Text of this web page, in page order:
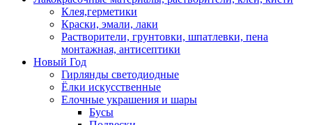
Клея,герметики
Краски, эмали, лаки
Растворители, грунтовки, шпатлевки, пена
монтажная, антисептики
Новый Год
Гирлянды светодиодные
Ёлки искусственные
Елочные украшения и шары
Бусы